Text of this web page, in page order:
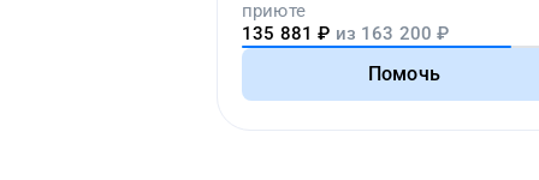
приюте
135 881 ₽ из 163 200 ₽
Помочь